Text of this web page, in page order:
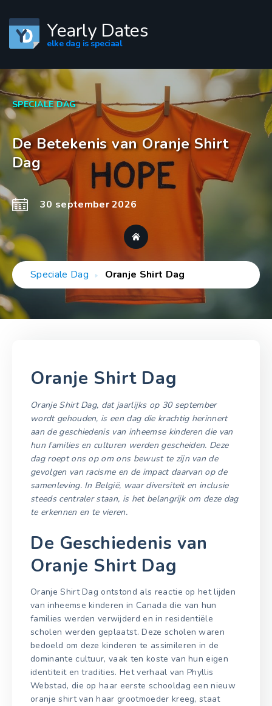
Yearly Dates
elke dag is speciaal
SPECIALE DAG
De Betekenis van Oranje Shirt
Dag
30 september 2026
Speciale Dag Oranje Shirt Dag
Oranje Shirt Dag
Oranje Shirt Dag, dat jaarlijks op 30 september
wordt gehouden, is een dag die krachtig herinnert
aan de geschiedenis van inheemse kinderen die van
hun families en culturen werden gescheiden. Deze
dag roept ons op om ons bewust te zijn van de
gevolgen van racisme en de impact daarvan op de
samenleving. In België, waar diversiteit en inclusie
steeds centraler staan, is het belangrijk om deze dag
te erkennen en te vieren.
De Geschiedenis van
Oranje Shirt Dag
Oranje Shirt Dag ontstond als reactie op het lijden
van inheemse kinderen in Canada die van hun
families werden verwijderd en in residentiële
scholen werden geplaatst. Deze scholen waren
bedoeld om deze kinderen te assimileren in de
dominante cultuur, vaak ten koste van hun eigen
identiteit en tradities. Het verhaal van Phyllis
Webstad, die op haar eerste schooldag een nieuw
oranje shirt van haar grootmoeder kreeg, staat